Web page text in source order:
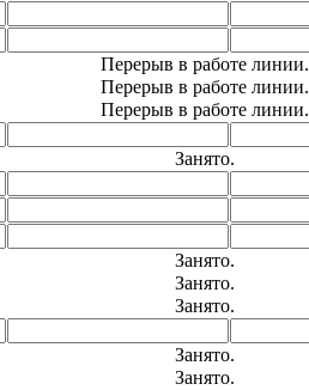
Перерыв в работе линии.
Перерыв в работе линии.
Перерыв в работе линии.
Занято.
Занято.
Занято.
Занято.
Занято.
Занято.